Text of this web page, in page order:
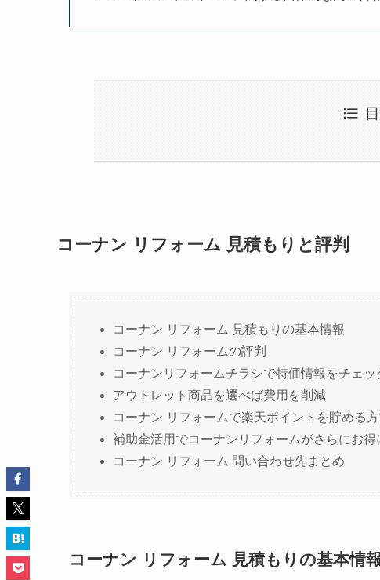
コーナン リフォーム 見積もりと評判
コーナン リフォーム 見積もりの基本情報
コーナン リフォームの評判
コーナンリフォームチラシで特価情報をチェッ
アウトレット商品を選べば費用を削減
コーナン リフォームで楽天ポイントを貯める
補助金活用でコーナンリフォームがさらにお得
コーナン リフォーム 問い合わせ先まとめ
コーナン リフォーム 見積もりの基本情